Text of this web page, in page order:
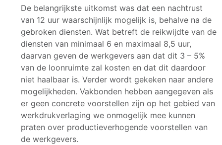
De belangrijkste uitkomst was dat een nachtrust
van 12 uur waarschijnlijk mogelijk is, behalve na de
gebroken diensten. Wat betreft de reikwijdte van de
diensten van minimaal 6 en maximaal 8,5 uur,
daarvan geven de werkgevers aan dat dit 3 – 5%
van de loonruimte zal kosten en dat dit daardoor
niet haalbaar is. Verder wordt gekeken naar andere
mogelijkheden. Vakbonden hebben aangegeven als
er geen concrete voorstellen zijn op het gebied van
werkdrukverlaging we onmogelijk mee kunnen
praten over productieverhogende voorstellen van
de werkgevers.